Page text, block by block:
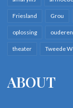
Friesland Grou
oplossing ouderen
theater Tweede
ABOUT